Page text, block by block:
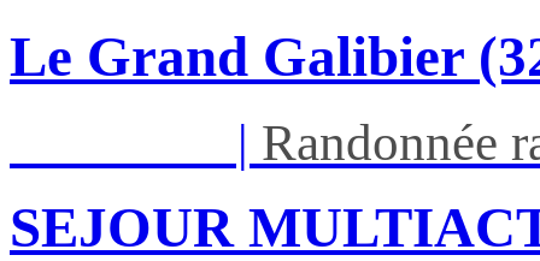
Le Grand Galibier
| Randonnée
SEJOUR